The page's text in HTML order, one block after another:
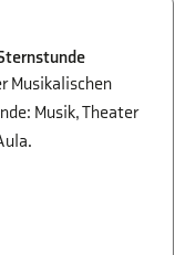
Musikalischen
Musik, Theater